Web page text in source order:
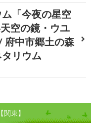
「今夜の星空
空の鏡・ウユ
中市郷土の森
リウム
東】